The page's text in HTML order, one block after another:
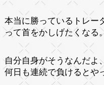
本当に勝っているトレー
って首をかしげたくなる
自分自身がそうなんだよ
何日も連続で負けるとや